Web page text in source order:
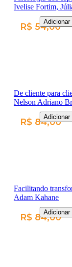
Ivelise Fortim,
R$ 54,00
Adicionar
De cliente para
Nelson Adriano
R$ 84,00
Adicionar
Facilitando
Adam Kahane
R$ 84,00
Adicionar